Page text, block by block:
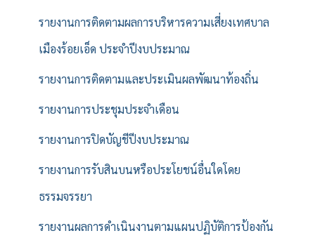
รายงานการติดตามผลการบริหารความเสี่ยงเทศบาล
เมืองร้อยเอ็ด ประจำปีงบประมาณ
รายงานการติดตามและประเมินผลพัฒนาท้องถิ่น
รายงานการประชุมประจำเดือน
รายงานการปิดบัญชีปีงบประมาณ
รายงานการรับสินบนหรือประโยชน์อื่นใดโดย
ธรรมจรรยา
รายงานผลการดำเนินงานตามแผนปฏิบัติการป้องกัน